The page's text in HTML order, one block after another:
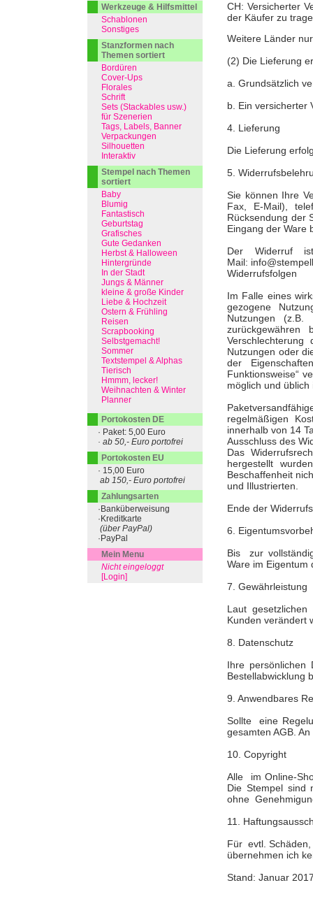
CH: Versicherter
der Käufer zu
Weitere Länder
(2) Die Lieferung
a. Grundsätzlich
b. Ein versicherter
4. Lieferung
Die Lieferung
5.
Sie können Ihre
Fax, E-Mail),
Rücksendung der
Eingang der Ware
Der Widerruf
Mail:
Widerrufsfolgen
Im Falle eines
gezogene
Nutzungen
zurückgewähren
Nutzungen oder
der
Funktionsweise“
möglich und üblich
regelmäßigen
innerhalb von 14
Ausschluss des
Das
hergestellt
Beschaffenheit
und Illustrierten.
Ende der
6.
Bis zur
Ware im Eigentum
7. Gewährleistung
Laut
Kunden verändert
8. Datenschutz
Ihre persönlichen
Bestellabwicklung
9. Anwendbares
Sollte eine
gesamten AGB.
10. Copyright
Alle im Online-
Die Stempel sind
ohne
11.
Für evtl.
übernehmen ich
Stand: Januar
Werkzeuge & Hilfsmittel
Schablonen
Sonstiges
Stanzformen nach
Themen sortiert
Bordüren
Cover-Ups
Florales
Schrift
Sets (Stackables usw.)
für Szenerien
Tags, Labels, Banner
Verpackungen
Silhouetten
Interaktiv
Stempel nach Themen
sortiert
Baby
Blumig
Fantastisch
Geburtstag
Grafisches
Gute Gedanken
Herbst & Halloween
Hintergründe
In der Stadt
Jungs & Männer
kleine & große Kinder
Liebe & Hochzeit
Ostern & Frühling
Reisen
Scrapbooking
Selbstgemacht!
Sommer
Textstempel & Alphas
Tierisch
Hmmm, lecker!
Weihnachten & Winter
Planner
Portokosten DE
· Paket: 5,00 Euro
· ab 50,- Euro portofrei
Portokosten EU
· 15,00 Euro
ab 150,- Euro portofrei
Zahlungsarten
·Banküberweisung
·Kreditkarte
(über PayPal)
·PayPal
Mein Menu
Nicht eingeloggt
[Login]